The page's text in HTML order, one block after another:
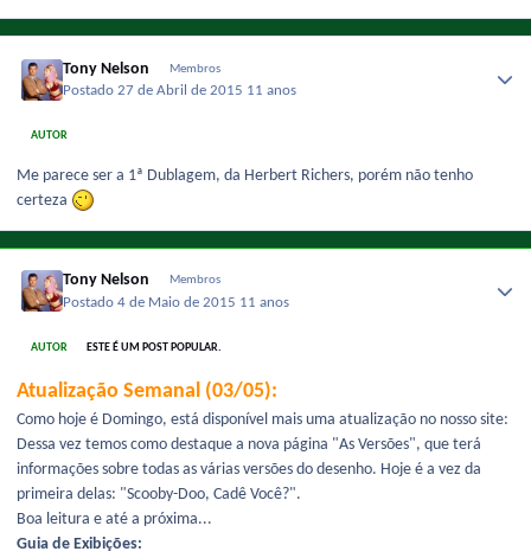
Tony Nelson Membros
Postado27 de Abril de 2015 11 anos
AUTOR
Me parece ser a 1ª Dublagem, da Herbert Richers, porém não tenho
certeza
Tony Nelson Membros
Postado4 de Maio de 2015 11 anos
AUTOR ESTE É UM POST POPULAR.
Atualização Semanal (03/05):
Como hoje é Domingo, está disponível mais uma atualização no nosso site:
Dessa vez temos como destaque a nova página "As Versões", que terá
informações sobre todas as várias versões do desenho. Hoje é a vez da
primeira delas: "Scooby-Doo, Cadê Você?".
Boa leitura e até a próxima...
Guia de Exibições: